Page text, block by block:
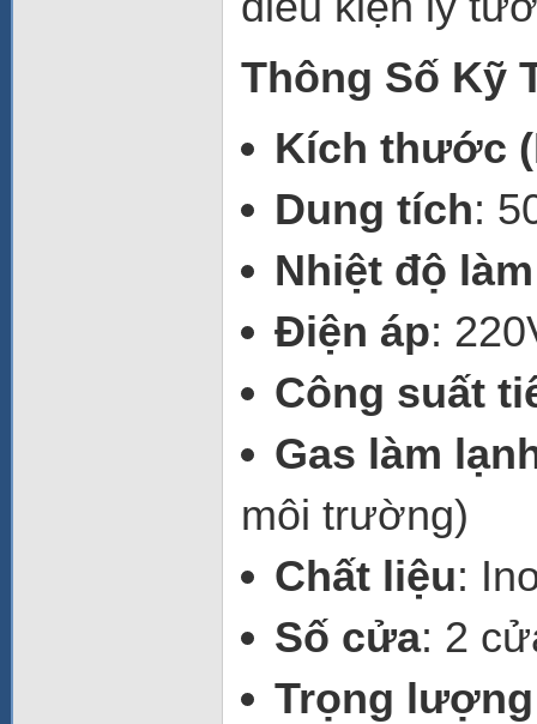
Thông Số Kỹ
Kích thước
Dung tích:
Nhiệt độ
Điện áp:
Công suất
Gas làm
môi trường)
Chất liệu:
Số cửa: 2
Trọng lượng